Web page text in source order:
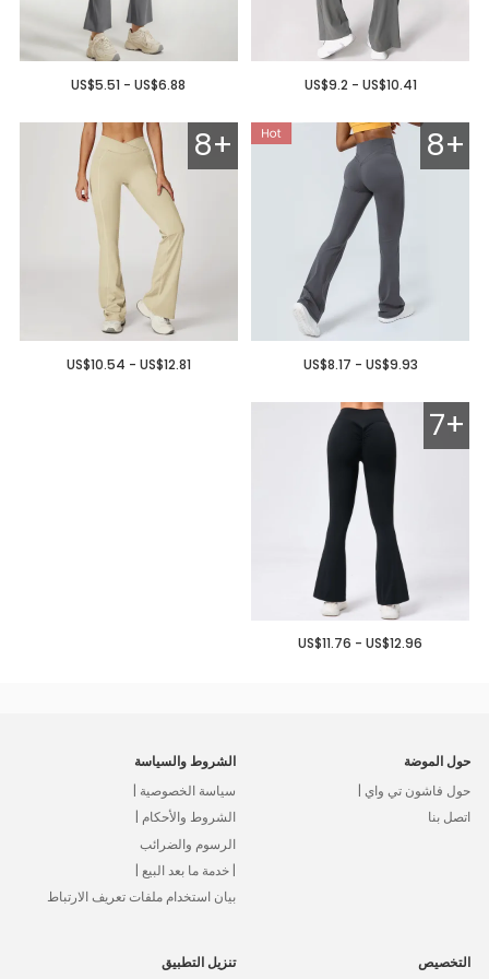
US$9.2 - US$10.41
US$5.51 - US$6.88
8+
US$8.17 - US$9.93
8+
US$10.54 - US$12.81
7+
US$11.76 - US$12.96
حول الموضة
حول فاشون تي واي |
اتصل بنا
الشروط والسياسة
سياسة الخصوصية |
الشروط والأحكام |
الرسوم والضرائب
| خدمة ما بعد البيع |
بيان استخدام ملفات تعريف الارتباط
التخصيص تنزيل التطبيق